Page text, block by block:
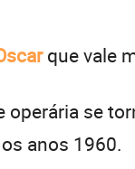
que vale
se
anos 1960.